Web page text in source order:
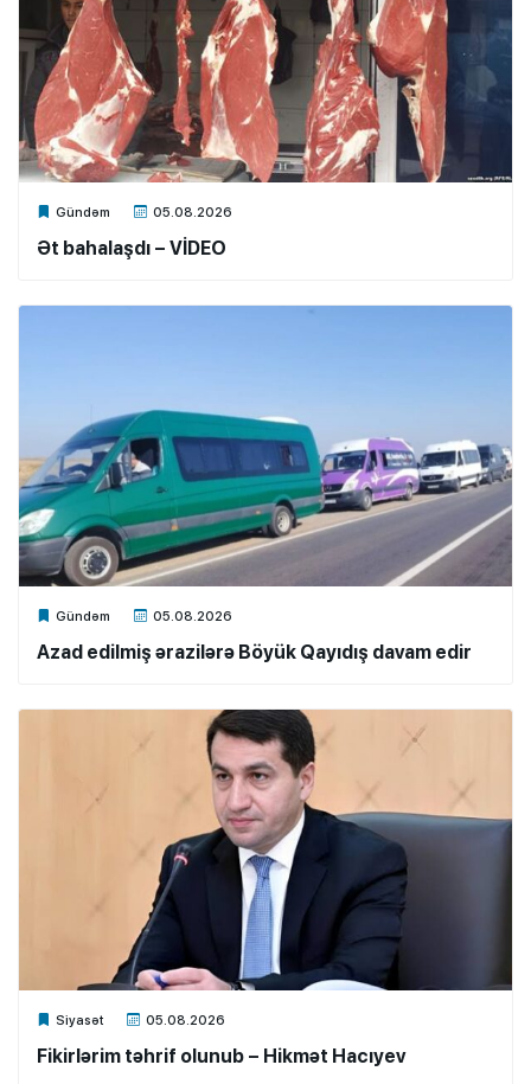
Gündəm 05.08.2026
Xalq.Online
Ət bahalaşdı – VİDEO
Gündəm 05.08.2026
Xalq.Online
Azad edilmiş ərazilərə Böyük Qayıdış davam edir
Siyasət 05.08.2026
Xalq.Online
Fikirlərim təhrif olunub – Hikmət Hacıyev